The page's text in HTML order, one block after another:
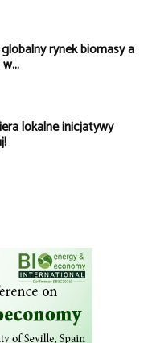
rynek biomasy a
lokalne inicjatywy